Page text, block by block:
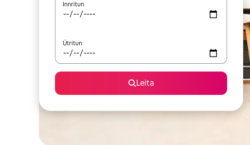
Innritun
Útritun
Leita